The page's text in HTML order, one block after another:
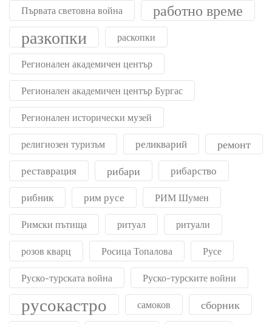
Първата световна война работно време
разкопки раскопки
Регионален академичен център
Регионален академичен център Бургас
Регионален исторически музей
религиозен туризъм реликварий ремонт
реставрация рибари рибарство
рибник рим русе РИМ Шумен
Римски пътища ритуал ритуали
розов кварц Росица Топалова Русе
Руско-турската война Руско-турските войни
русокастро самоков сборник